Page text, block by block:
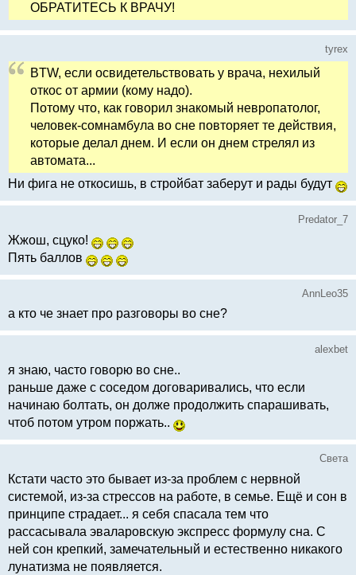
ОБРАТИТЕСЬ К ВРАЧУ!
tyrex
BTW, если освидетельствовать у врача, нехилый
откос от армии (кому надо).
Потому что, как говорил знакомый невропатолог,
человек-сомнамбула во сне повторяет те действия,
которые делал днем. И если он днем стрелял из
автомата...
Ни фига не откосишь, в стройбат заберут и рады будут
Predator_7
Жжош, сцуко!
Пять баллов
AnnLeo35
а кто че знает про разговоры во сне?
alexbet
я знаю, часто говорю во сне..
раньше даже с соседом договаривались, что если
начинаю болтать, он долже продолжить спарашивать,
чтоб потом утром поржать..
Света
Кстати часто это бывает из-за проблем с нервной
системой, из-за стрессов на работе, в семье. Ещё и сон в
принципе страдает... я себя спасала тем что
рассасывала эваларовскую экспресс формулу сна. С
ней сон крепкий, замечательный и естественно никакого
лунатизма не появляется.